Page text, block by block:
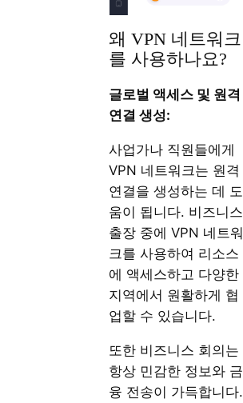
왜 VPN 네트워크
를 사용하나요?
글로벌 액세스 및 원격
연결 생성:
사업가나 직원들에게
VPN 네트워크는 원격
연결을 생성하는 데 도
움이 됩니다. 비즈니스
출장 중에 VPN 네트워
크를 사용하여 리소스
에 액세스하고 다양한
지역에서 원활하게 협
업할 수 있습니다.
또한 비즈니스 회의는
항상 민감한 정보와 금
융 전송이 가득합니다.